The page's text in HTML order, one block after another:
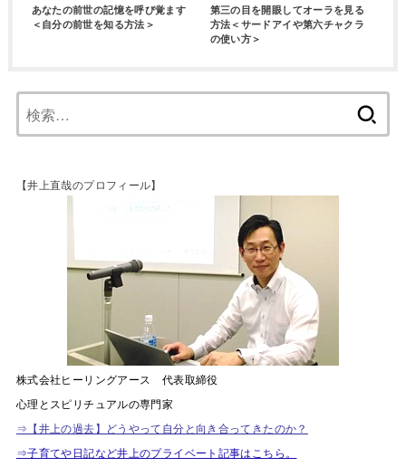
あなたの前世の記憶を呼び覚ます
＜自分の前世を知る方法＞
第三の目を開眼してオーラを見る
方法＜サードアイや第六チャクラ
の使い方＞
【井上直哉のプロフィール】
株式会社ヒーリングアース 代表取締役
心理とスピリチュアルの専門家
⇒【井上の過去】どうやって自分と向き合ってきたのか？
⇒子育てや日記など井上のプライベート記事はこちら。